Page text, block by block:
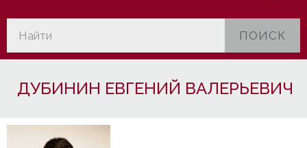
ПОИСК
ДУБИНИН ЕВГЕНИЙ ВАЛЕРЬЕВИЧ